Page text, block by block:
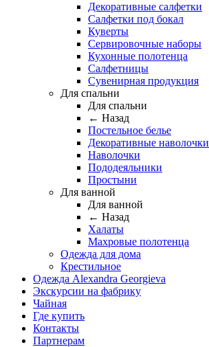
Декоративные салфетки
Салфетки под бокал
Куверты
Сервировочные наборы
Кухонные полотенца
Салфетницы
Сувенирная продукция
Для спальни
Для спальни
← Назад
Постельное белье
Декоративные наволочки
Наволочки
Пододеяльники
Простыни
Для ванной
Для ванной
← Назад
Халаты
Махровые полотенца
Одежда для дома
Крестильное
Одежда Alexandra Georgieva
Экскурсии на фабрику
Чайная
Где купить
Контакты
Партнерам